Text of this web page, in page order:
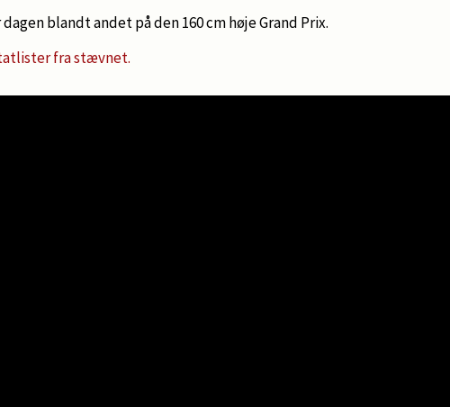
blandt andet på den 160 cm høje Grand Prix.
fra stævnet.